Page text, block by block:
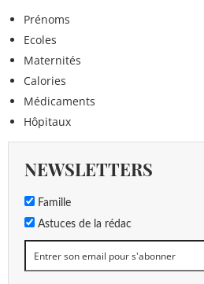
Prénoms
Ecoles
Maternités
Calories
Médicaments
Hôpitaux
NEWSLETTERS
Famille
Astuces de la rédac